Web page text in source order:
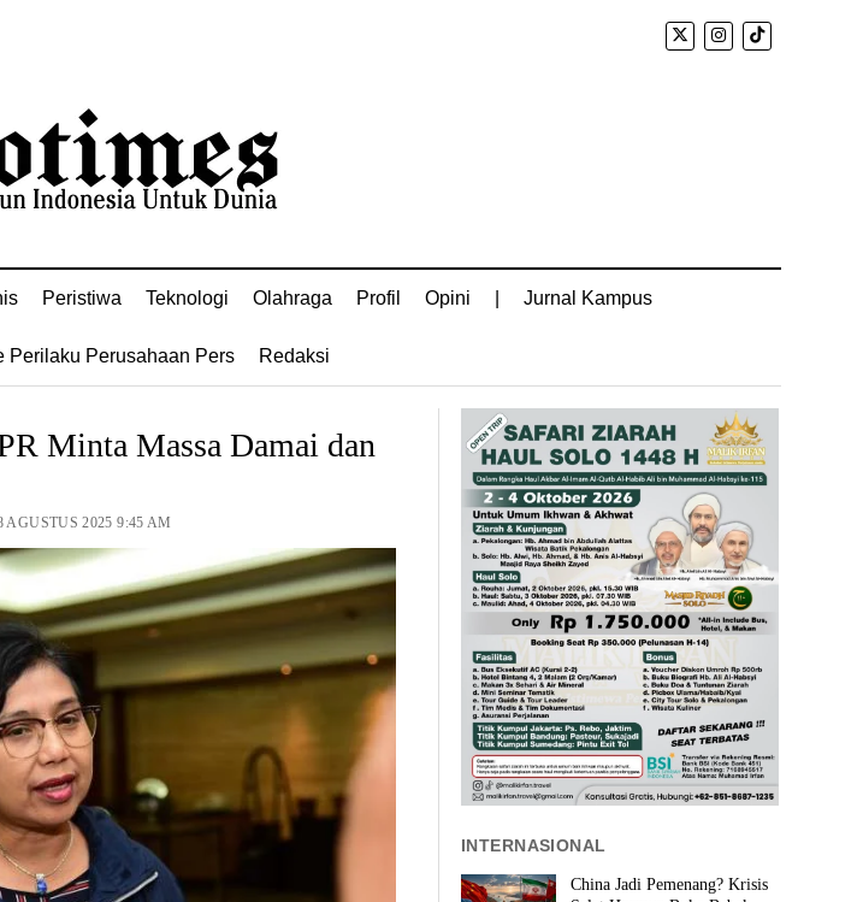
Peristiwa Teknologi Olahraga Profil Opini Jurnal Kampus
Perilaku Perusahaan Pers Redaksi
Minta Massa Damai dan
2025 9:45 AM
INTERNASIONAL
China Jadi Pemenang? Krisis